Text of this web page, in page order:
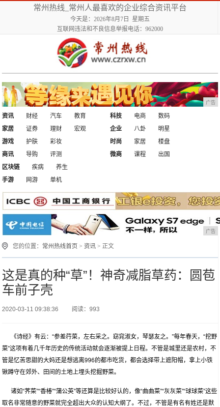
常州热线_常州人最喜欢的企业综合资讯平台
今天是：2026年8月7日 星期五
互联网违法和不良信息举报电话：962000
广告
资讯 财经 汽车
教育
家居
证券 理财 宏观
科技 电商
数码
企业
八卦
明星
游戏
护肤
彩妆
商讯
导购 评测
时尚 家居
楼盘
微商
课程
出国
区块链
疾病
养生
手游
网游 单机
广告
您的位置： 常州热线首页 >资讯 > 正文
这是真的种“草”！神奇减脂草药：圆苞
车前子壳
2020-03-11 09:38:36 阅读：993
《诗经》有云：“参差荇菜，左右采之。窈窕淑女，琴瑟友之。”每年春天，“挖野
菜”这项有着几千年历史的传统活动就会逐渐被提上日程。不管是城里还是农村，不
管是忆苦思甜的大妈还是想逃离996的都市吃货，都会选择带上遮阳帽，拿上小铁
锹蹲守在郊外、田间的土地上埋头挖掘野菜。
诸如“荠菜”“香椿”“蒲公英”等还算是比较好认的，像“曲曲菜”“灰灰菜”“球球菜”这些
取名非常随意的野菜就完全超出大众的认知大纲了。不过，不管是有名有姓还是默